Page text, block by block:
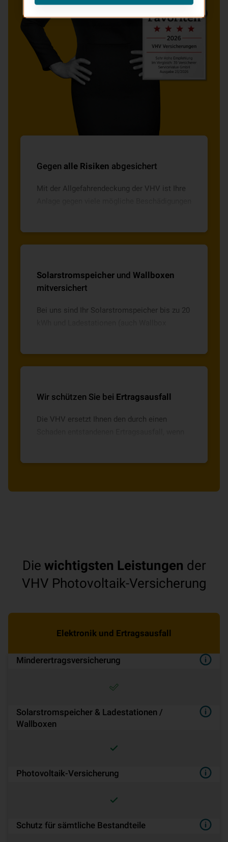
Gegen alle Risiken abgesichert
Mit der Allgefahrendeckung der VHV ist Ihre
Solarstromspeicher und Wallboxen
mitversichert
Bei uns sind Ihr Solarstromspeicher bis zu 20
Wir schützen Sie bei Ertragsausfall
Die VHV ersetzt Ihnen den durch einen
Die wichtigsten Leistungen der
VHV Photovoltaik-Versicherung
Elektronik und Ertragsausfall
Minderertrags­ver­si­che­rung
Solarstromspeicher & Ladestationen /
Wallboxen
Pho­to­vol­ta­ik-Ver­si­che­rung
Schutz für sämtliche Bestandteile